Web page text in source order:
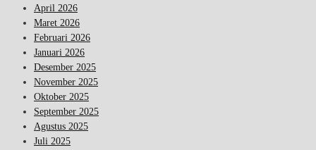
April 2026
Maret 2026
Februari 2026
Januari 2026
Desember 2025
November 2025
Oktober 2025
September 2025
Agustus 2025
Juli 2025